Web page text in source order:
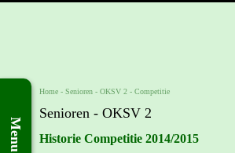
Menu
Home - Senioren - OKSV 2 - Competitie
Senioren - OKSV 2
Historie Competitie 2014/2015